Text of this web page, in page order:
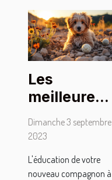
Les
meilleures
méthodes
pour
un chiot
Dimanche 3 septembre
2023
L'éducation de votre
nouveau compagnon à